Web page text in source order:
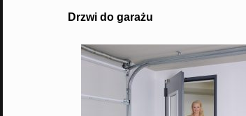
Drzwi do garażu